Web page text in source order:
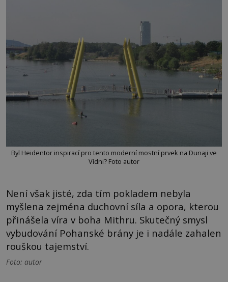
Byl Heidentor inspirací pro tento moderní mostní prvek na Dunaji ve
Vídni? Foto autor
Není však jisté, zda tím pokladem nebyla
myšlena zejména duchovní síla a opora, kterou
přinášela víra v boha Mithru. Skutečný smysl
vybudování Pohanské brány je i nadále zahalen
rouškou tajemství.
Foto: autor